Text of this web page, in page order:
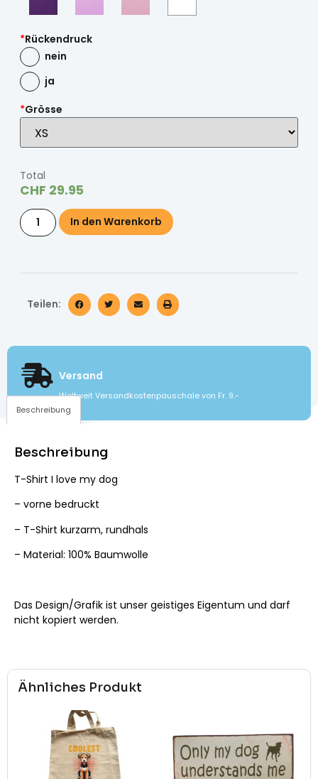
*Rückendruck
nein
ja
*Grösse
Total
CHF 29.95
In den Warenkorb
Teilen:
Versand
Weltweit Versandkostenpauschale von Fr. 9.-
Ähnliches Produkt
Beschreibung
Beschreibung
T-Shirt I love my dog
– vorne bedruckt
– T-Shirt kurzarm, rundhals
– Material: 100% Baumwolle
Das Design/Grafik ist unser geistiges Eigentum und darf
nicht kopiert werden.